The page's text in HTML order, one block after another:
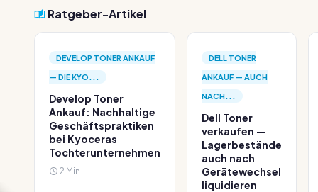
Ratgeber-Artikel
DEVELOP TONER ANKAUF
— DIE KYO...
Develop Toner
Ankauf: Nachhaltige
Geschäftspraktiken
bei Kyoceras
Tochterunternehmen
2 Min.
DELL TONER
ANKAUF — AUCH
NACH...
Dell Toner
verkaufen —
Lagerbestände
auch nach
Gerätewechsel
liquidieren